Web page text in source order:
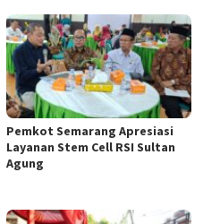
Pemkot Semarang Apresiasi
Layanan Stem Cell RSI Sultan
Agung